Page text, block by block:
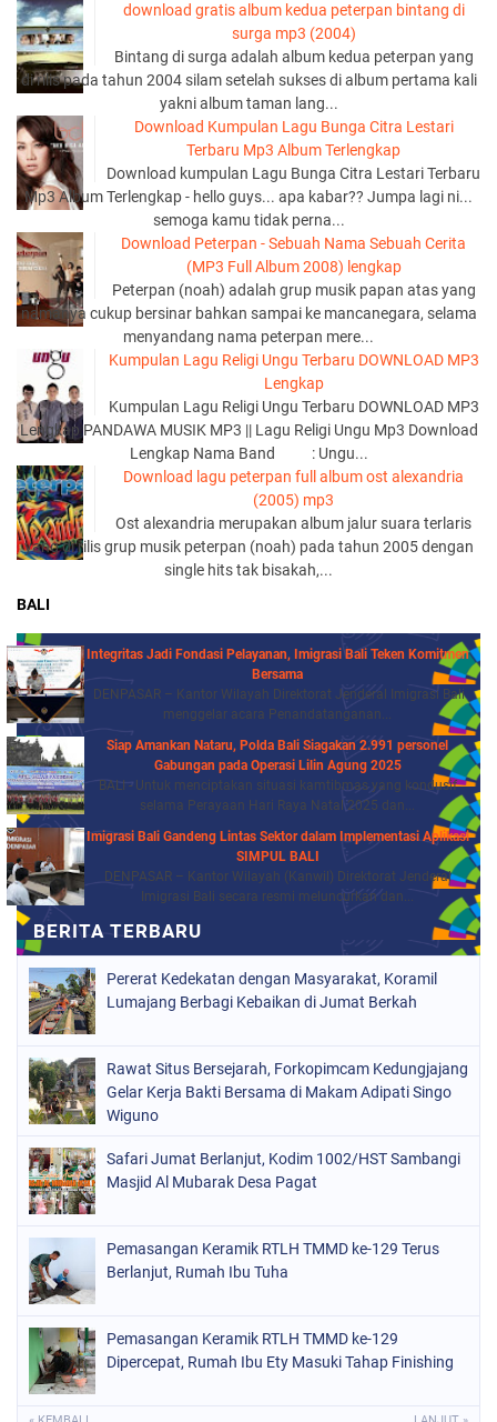
download gratis album kedua peterpan bintang di
surga mp3 (2004)
Bintang di surga adalah album kedua peterpan yang
di rilis pada tahun 2004 silam setelah sukses di album pertama kali
yakni album taman lang...
Download Kumpulan Lagu Bunga Citra Lestari
Terbaru Mp3 Album Terlengkap
Download kumpulan Lagu Bunga Citra Lestari Terbaru
Mp3 Album Terlengkap - hello guys... apa kabar?? Jumpa lagi ni...
semoga kamu tidak perna...
Download Peterpan - Sebuah Nama Sebuah Cerita
(MP3 Full Album 2008) lengkap
Peterpan (noah) adalah grup musik papan atas yang
namanya cukup bersinar bahkan sampai ke mancanegara, selama
menyandang nama peterpan mere...
Kumpulan Lagu Religi Ungu Terbaru DOWNLOAD MP3
Lengkap
Kumpulan Lagu Religi Ungu Terbaru DOWNLOAD MP3
Lengkap PANDAWA MUSIK MP3 || Lagu Religi Ungu Mp3 Download
Lengkap Nama Band : Ungu...
Download lagu peterpan full album ost alexandria
(2005) mp3
Ost alexandria merupakan album jalur suara terlaris
yang di rilis grup musik peterpan (noah) pada tahun 2005 dengan
single hits tak bisakah,...
BALI
Integritas Jadi Fondasi Pelayanan, Imigrasi Bali Teken Komitmen
Bersama
DENPASAR – Kantor Wilayah Direktorat Jenderal Imigrasi Bali
menggelar acara Penandatanganan...
Siap Amankan Nataru, Polda Bali Siagakan 2.991 personel
Gabungan pada Operasi Lilin Agung 2025
BALI - Untuk menciptakan situasi kamtibmas yang kondusif
selama Perayaan Hari Raya Natal 2025 dan...
Imigrasi Bali Gandeng Lintas Sektor dalam Implementasi Aplikasi
SIMPUL BALI
DENPASAR – Kantor Wilayah (Kanwil) Direktorat Jenderal
Imigrasi Bali secara resmi meluncurkan dan...
Pererat Kedekatan dengan Masyarakat, Koramil
Lumajang Berbagi Kebaikan di Jumat Berkah
Rawat Situs Bersejarah, Forkopimcam Kedungjajang
Gelar Kerja Bakti Bersama di Makam Adipati Singo
Wiguno
Safari Jumat Berlanjut, Kodim 1002/HST Sambangi
Masjid Al Mubarak Desa Pagat
Pemasangan Keramik RTLH TMMD ke-129 Terus
Berlanjut, Rumah Ibu Tuha
Pemasangan Keramik RTLH TMMD ke-129
Dipercepat, Rumah Ibu Ety Masuki Tahap Finishing